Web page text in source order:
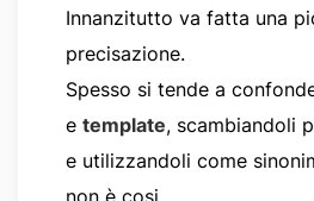
Innanzitutto va fatta una
precisazione.
Spesso si tende a
e template, scambiandoli
e utilizzandoli come
non è cosi.